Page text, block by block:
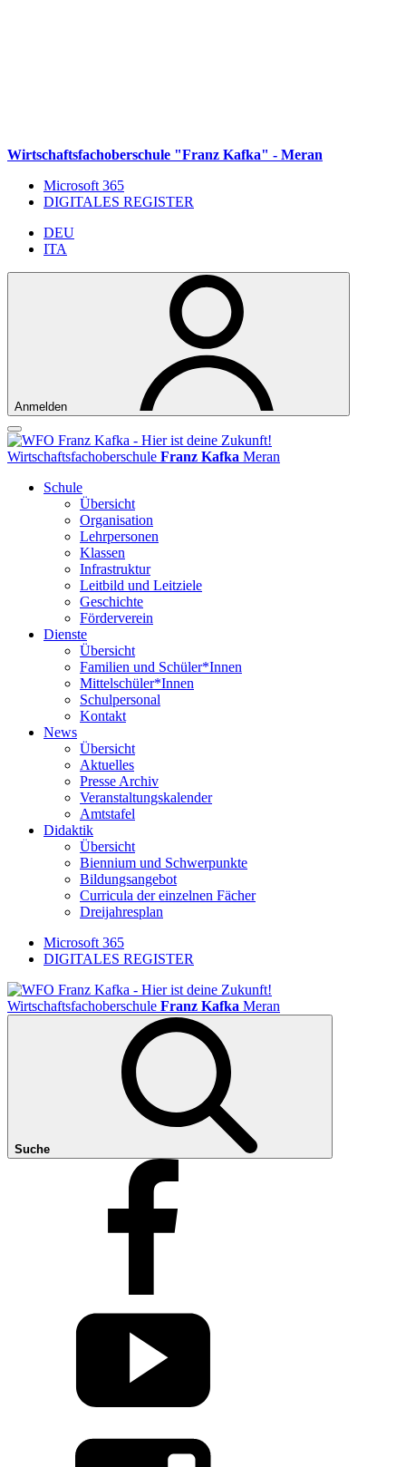
Weiter zum Inhalt
Zum Navigationsmenü gehen
Zur Fußzeile springen
Wirtschaftsfachoberschule "Franz Kafka" - Meran
Microsoft 365
DIGITALES REGISTER
DEU
ITA
Anmelden
Wirtschaftsfachoberschule Franz Kafka Meran
Schule
Übersicht
Organisation
Lehrpersonen
Klassen
Infrastruktur
Leitbild und Leitziele
Geschichte
Förderverein
Dienste
Übersicht
Familien und Schüler*Innen
Mittelschüler*Innen
Schulpersonal
Kontakt
News
Übersicht
Aktuelles
Presse Archiv
Veranstaltungskalender
Amtstafel
Didaktik
Übersicht
Biennium und Schwerpunkte
Bildungsangebot
Curricula der einzelnen Fächer
Dreijahresplan
Microsoft 365
DIGITALES REGISTER
Wirtschaftsfachoberschule Franz Kafka Meran
Suche